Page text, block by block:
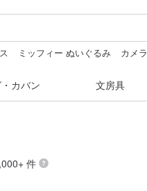
ミッフィー ぬいぐるみ
カメラ
カバン 文房具
件